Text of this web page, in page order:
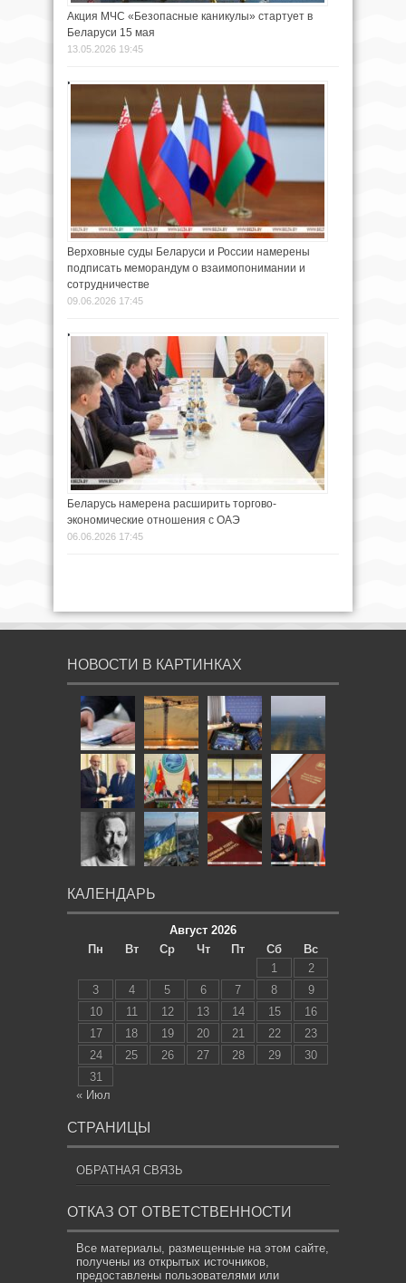
Акция МЧС «Безопасные каникулы» стартует в
Беларуси 15 мая
13.05.2026 19:45
Верховные суды Беларуси и России намерены
подписать меморандум о взаимопонимании и
сотрудничестве
09.06.2026 17:45
Беларусь намерена расширить торгово-
экономические отношения с ОАЭ
06.06.2026 17:45
НОВОСТИ В КАРТИНКАХ
КАЛЕНДАРЬ
Август 2026
Пн
Вт Ср Чт Пт Сб
Вс
1
2
3
4 5 6 7 8
9
10
11 12 13 14 15
16
17
18 19 20 21 22
23
24
25 26 27 28 29
30
31
« Июл
СТРАНИЦЫ
ОБРАТНАЯ СВЯЗЬ
ОТКАЗ ОТ ОТВЕТСТВЕННОСТИ
Все материалы, размещенные на этом сайте,
получены из открытых источников,
предоставлены пользователями или